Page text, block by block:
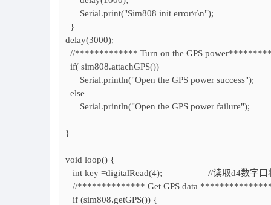
Serial.print("Sim808 init error\r\n");
}
delay(3000);
//************* Turn on the GPS
if( sim808.attachGPS())
Serial.println("Open the GPS power success");
else
Serial.println("Open the GPS power failure");
}
void loop() {
int key =digitalRead(4); //读取d4数字口
//************** Get GPS data
if (sim808.getGPS()) {